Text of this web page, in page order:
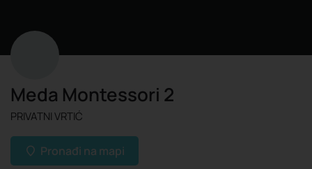
Meda Montessori 2
PRIVATNI VRTIĆ
Pronađi na mapi